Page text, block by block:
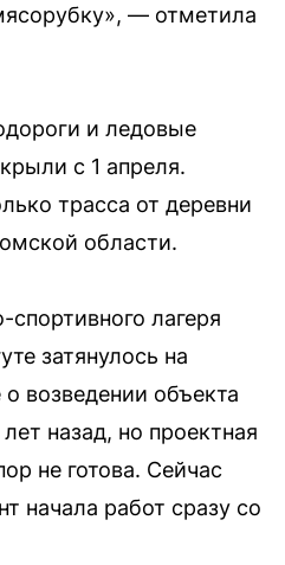
— отметила
и ледовые
с 1 апреля.
трасса от деревни
области.
лагеря
затянулось на
возведении объекта
назад, но проектная
не готова. Сейчас
начала работ сразу со